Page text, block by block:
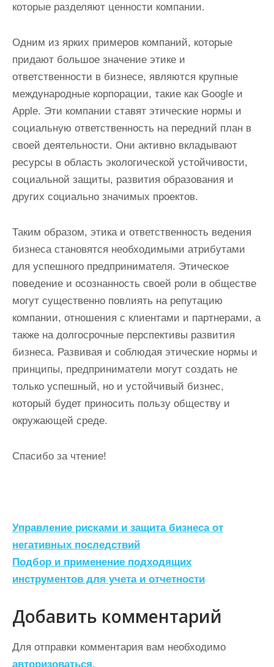
которые разделяют ценности компании.
Одним из ярких примеров компаний, которые
придают большое значение этике и
ответственности в бизнесе, являются крупные
международные корпорации, такие как Google и
Apple. Эти компании ставят этические нормы и
социальную ответственность на передний план в
своей деятельности. Они активно вкладывают
ресурсы в область экологической устойчивости,
социальной защиты, развития образования и
других социально значимых проектов.
Таким образом, этика и ответственность ведения
бизнеса становятся необходимыми атрибутами
для успешного предпринимателя. Этическое
поведение и осознанность своей роли в обществе
могут существенно повлиять на репутацию
компании, отношения с клиентами и партнерами, а
также на долгосрочные перспективы развития
бизнеса. Развивая и соблюдая этические нормы и
принципы, предприниматели могут создать не
только успешный, но и устойчивый бизнес,
который будет приносить пользу обществу и
окружающей среде.
Спасибо за чтение!
Н
а
в
и
г
а
ц
Управление рисками и защита бизнеса от
негативных последствий
Подбор и применение подходящих
инструментов для учета и отчетности
Добавить комментарий
Для отправки комментария вам необходимо
авторизоваться.